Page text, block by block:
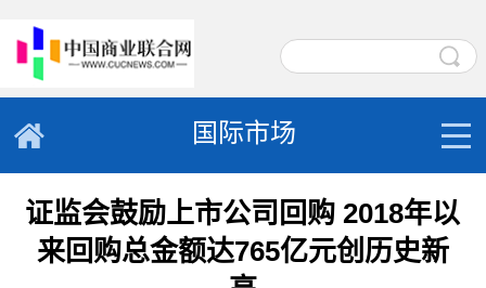
国际市场
证监会鼓励上市公司回购 2018年以
来回购总金额达765亿元创历史新